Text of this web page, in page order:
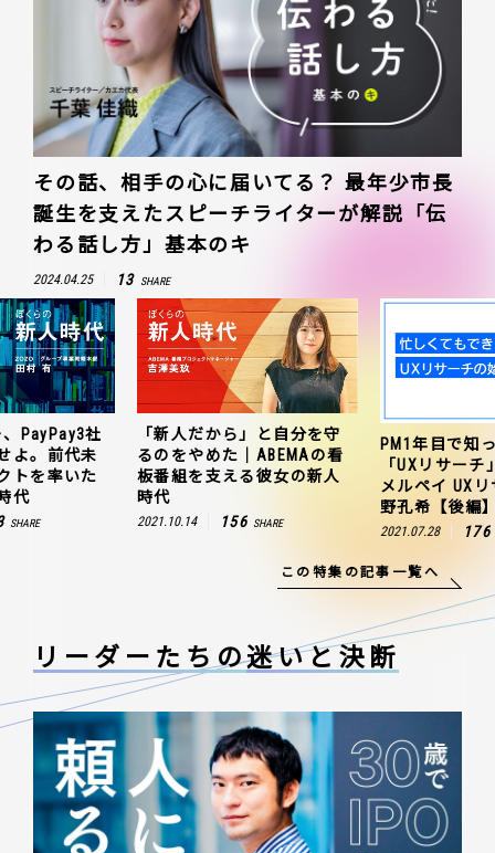
その話、相手の心に届いてる？ 最年少市長
誕生を支えたスピーチライターが解説「伝
わる話し方」基本のキ
2024.04.25 13 SHARE
PayPay3社
よ。前代未
トを率いた
代
SHARE
「新人だから」と自分を守
るのをやめた｜ABEMAの看
板番組を支える彼女の新人
時代
2021.10.14 156 SHARE
PM1年目で知
「UXリサー
メルペイ UX
野孔希【後編
2021.07.28 176
この特集の記事一覧へ
リーダーたちの迷いと決断